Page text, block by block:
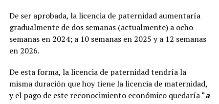
De ser aprobada, la licencia de paternidad aumentaría
gradualmente de dos semanas (actualmente) a ocho
semanas en 2024; a 10 semanas en 2025 y a 12 semanas
en 2026.
De esta forma, la licencia de paternidad tendría la
misma duración que hoy tiene la licencia de maternidad,
y el pago de este reconocimiento económico quedaría “a